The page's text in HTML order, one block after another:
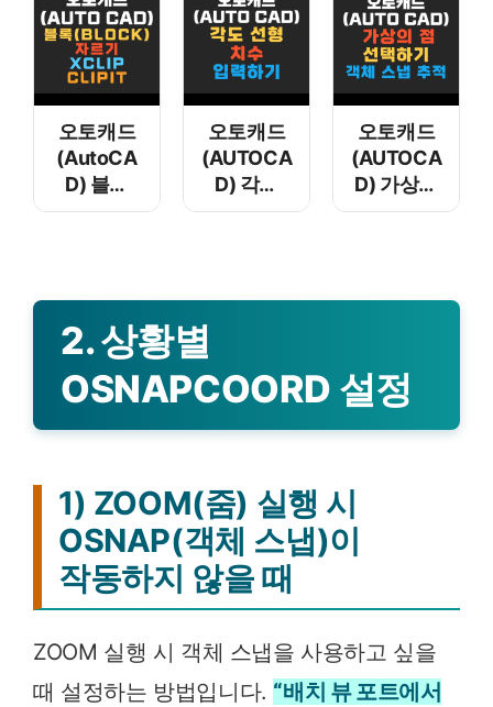
오토캐드
(AutoCA
D) 블록
(Block)
오토캐드
(AUTOCA
D) 각도
선형 치수
오토캐드
(AUTOCA
D) 가상의
점
2. 상황별
OSNAPCOORD 설정
1) ZOOM(줌) 실행 시
OSNAP(객체 스냅)이
작동하지 않을 때
ZOOM 실행 시 객체 스냅을 사용하고 싶을
때 설정하는 방법입니다. “배치 뷰 포트에서